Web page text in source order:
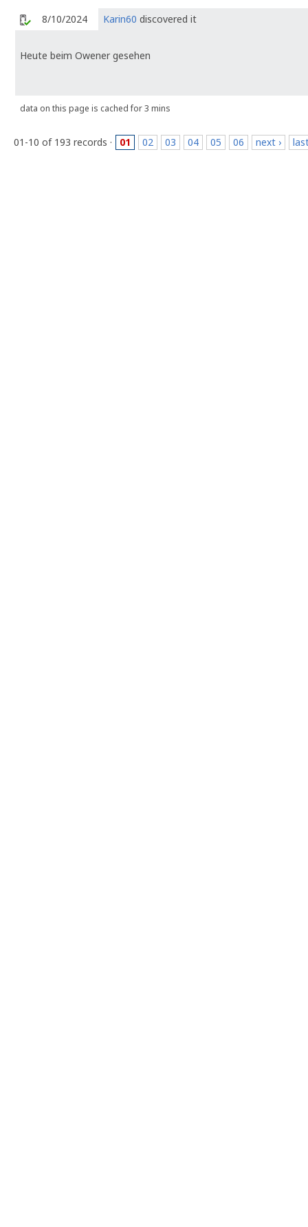
8/10/2024 Karin60 discovered it
Heute beim Owener gesehen
data on this page is cached for 3 mins
01-10 of 193 records · 01 02 03 04 05 06 next ›